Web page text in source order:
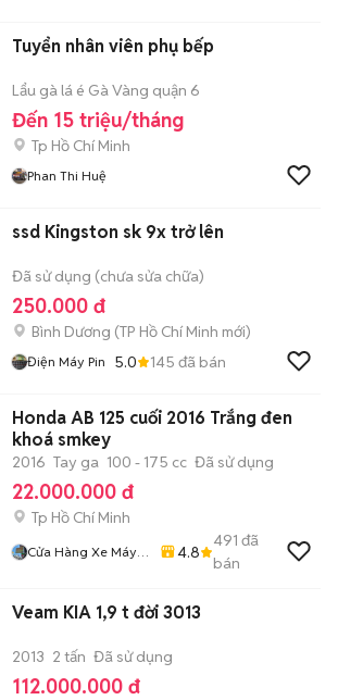
Tuyển nhân viên phụ bếp
Lẩu gà lá é Gà Vàng quận 6
Đến 15 triệu/tháng
Tp Hồ Chí Minh
Phan Thi Huệ
ssd Kingston sk 9x trở lên
Đã sử dụng (chưa sửa chữa)
250.000 đ
Bình Dương (TP Hồ Chí Minh mới)
Điện Máy Pin 5.0 145 đã bán
Honda AB 125 cuối 2016 Trắng đen
khoá smkey
2016 Tay ga 100 - 175 cc Đã sử dụng
22.000.000 đ
Tp Hồ Chí Minh
Cửa Hàng Xe Máy
4.8
491 đã
bán
Veam KIA 1,9 t đời 3013
2013 2 tấn Đã sử dụng
112.000.000 đ